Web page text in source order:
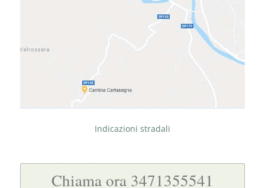
Indicazioni stradali
Chiama ora 3471355541